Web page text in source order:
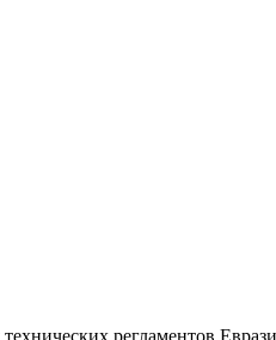
регламентов